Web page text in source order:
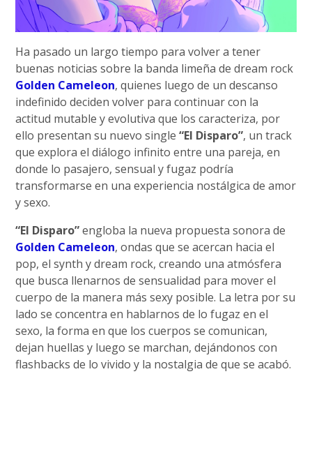
Ha pasado un largo tiempo para volver a tener
buenas noticias sobre la banda limeña de dream rock
Golden Cameleon, quienes luego de un descanso
indefinido deciden volver para continuar con la
actitud mutable y evolutiva que los caracteriza, por
ello presentan su nuevo single“El Disparo”, un track
que explora el diálogo infinito entre una pareja, en
donde lo pasajero, sensual y fugaz podría
transformarse en una experiencia nostálgica de amor
y sexo.
“El Disparo”engloba la nueva propuesta sonora de
Golden Cameleon, ondas que se acercan hacia el
pop, el synth y dream rock, creando una atmósfera
que busca llenarnos de sensualidad para mover el
cuerpo de la manera más sexy posible. La letra por su
lado se concentra en hablarnos de lo fugaz en el
sexo, la forma en que los cuerpos se comunican,
dejan huellas y luego se marchan, dejándonos con
flashbacks de lo vivido y la nostalgia de que se acabó.